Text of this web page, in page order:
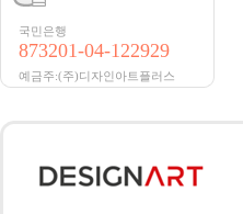
국민은행
873201-04-122929
예금주:(주)디자인아트플러스